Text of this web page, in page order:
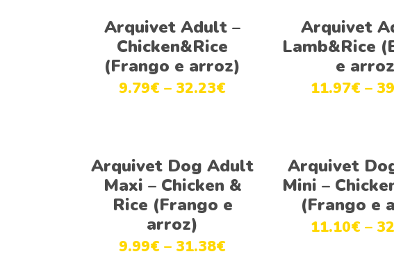
Ver opções
Arquivet Adult –
Chicken&Rice
(Frango e arroz)
9.79€ – 32.23€
Ver
Arquivet
Lamb&Rice
e
11.97€ –
Ver opções
Arquivet Dog Adult
Maxi – Chicken &
Rice (Frango e
arroz)
9.99€ – 31.38€
Ver
Arquivet
Mini –
(Frango e
11.10€ –